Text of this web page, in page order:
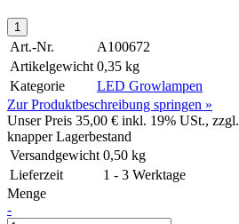
Art.-Nr.
A100672
Artikelgewicht 0,35 kg
Kategorie
LED Growlampen
Zur Produktbeschreibung springen »
Unser Preis 35,00 € inkl. 19% USt., zzgl.
knapper Lagerbestand
Versandgewicht 0,50 kg
Lieferzeit
1 - 3 Werktage
Menge
-